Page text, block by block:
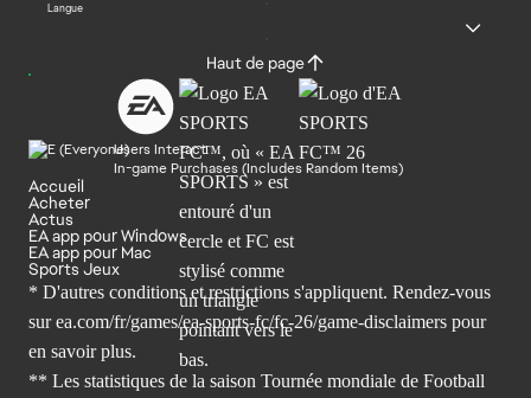
Langue
Haut de page
Users Interact
In-game Purchases (Includes Random Items)
Accueil
Acheter
Actus
EA app pour Windows
EA app pour Mac
Sports Jeux
* D'autres conditions et restrictions s'appliquent. Rendez-vous
sur ea.com/fr/games/ea-sports-fc/fc-26/game-disclaimers pour
en savoir plus.
** Les statistiques de la saison Tournée mondiale de Football